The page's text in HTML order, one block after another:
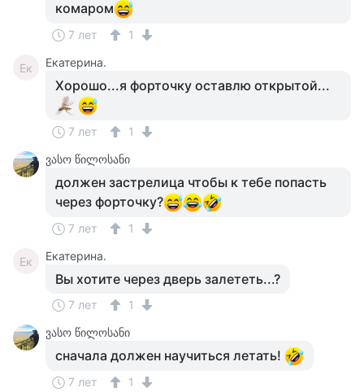
комаром
7 лет 1
Ек Екатерина.
Хорошо...я форточку оставлю открытой...
7 лет
1
ვასო წილოსანი
должен застрелица чтобы к тебе попасть
через форточку?
7 лет 1
Ек Екатерина.
Вы хотите через дверь залететь...?
7 лет
1
ვასო წილოსანი
сначала должен научиться летать!
7 лет 1